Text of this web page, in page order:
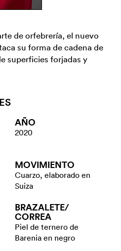
de orfebrería, el nuevo
su forma de cadena de
superficies forjadas y
AÑO
2020
MOVIMIENTO
Cuarzo, elaborado en
Suiza
BRAZALETE/​
CORREA
Piel de ternero de
Barenia en negro